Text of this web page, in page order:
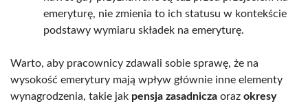
emeryturę, nie zmienia to ich statusu w kontekście
podstawy wymiaru składek na emeryturę.
Warto, aby pracownicy zdawali sobie sprawę, że na
wysokość emerytury mają wpływ głównie inne elementy
wynagrodzenia, takie jak pensja zasadnicza oraz okresy